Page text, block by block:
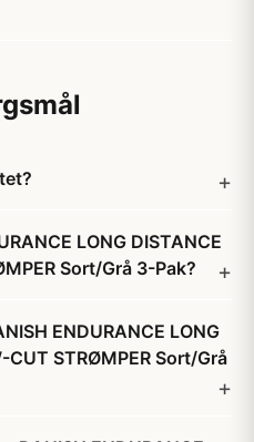
LONG DISTANCE
Sort/Grå 3-Pak?
ENDURANCE LONG
CUT STRØMPER Sort/Grå